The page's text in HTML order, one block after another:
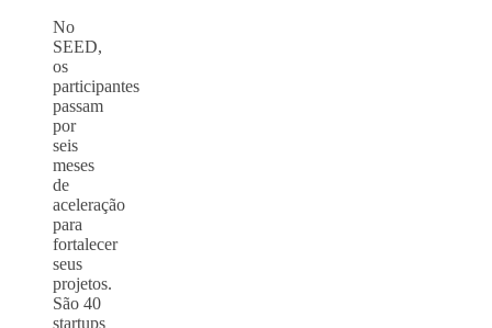
No
SEED,
os
participantes
passam
por
seis
meses
de
aceleração
para
fortalecer
seus
projetos.
São 40
startups